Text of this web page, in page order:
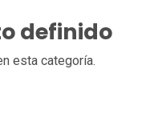
definido
esta categoría.